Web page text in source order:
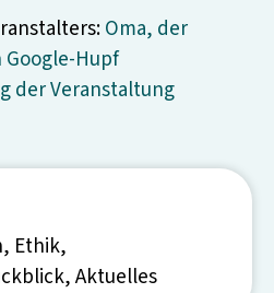
Oma, der
Hupf
der Veranstaltung
, Ethik,
,Aktuelles